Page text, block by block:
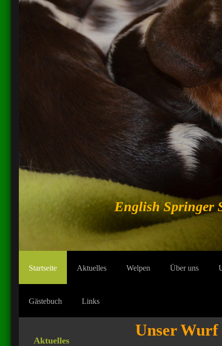
English Springer
Startseite Aktuelles Welpen Über uns
Gästebuch Links
Aktuelles
Unser